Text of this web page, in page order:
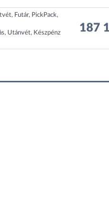
Futár, PickPack,
Utánvét, Készpénz
187